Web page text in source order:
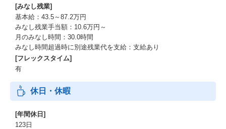
[みなし残業]
基本給：43.5～87.2万円
みなし残業手当額：10.6万円～
月のみなし時間：30.0時間
みなし時間超過時に別途残業代を支給：支給あり
[フレックスタイム]
有
休日・休暇
[年間休日]
123日